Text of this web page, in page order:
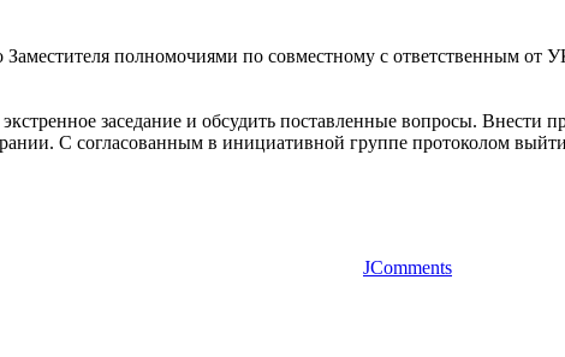
полномочиями по совместному с ответственным от
заседание и обсудить поставленные вопросы. Внести
С согласованным в инициативной группе протоколом
JComments